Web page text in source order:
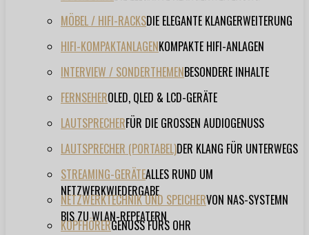
MÖBEL / HIFI-RACKSDIE ELEGANTE KLANGERWEITERUNG
HIFI-KOMPAKTANLAGENKOMPAKTE HIFI-ANLAGEN
INTERVIEW / SONDERTHEMENBESONDERE INHALTE
FERNSEHEROLED, QLED & LCD-GERÄTE
LAUTSPRECHERFÜR DIE GROSSEN AUDIOGENUSS
LAUTSPRECHER (PORTABEL)DER KLANG FÜR UNTERWEGS
STREAMING-GERÄTEALLES RUND UM
NETZWERKWIEDERGABE
NETZWERKTECHNIK UND SPEICHERVON NAS-SYSTEMN
BIS ZU WLAN-REPEATERN
KOPFHÖRERGENUSS FÜRS OHR